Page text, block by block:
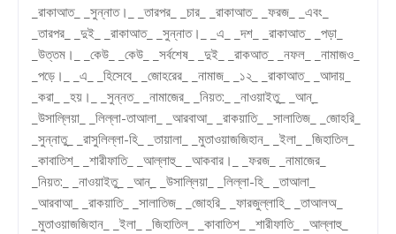
_রাকাআত_ _সুন্নাত।_ _তারপর_ _চার_ _রাকাআত_ _ফরজ_ _এবং_
_তারপর_ _দুই_ _রাকাআত_ _সুন্নাত।_ _এ_ _দশ_ _রাকাআত_ _পড়া_
_উত্তম।_ _কেউ_ _কেউ_ _সর্বশেষ_ _দুই_ _রাকআত_ _নফল_ _নামাজও_
_পড়ে।_ _এ_ _হিসেবে_ _জোহরের_ _নামাজ_ _১২_ _রাকাআত_ _আদায়_
_করা_ _হয়।_ _সুন্নত_ _নামাজের_ _নিয়ত:_ _নাওয়াইতু_ _আন্_
_উসাল্লিয়া_ _লিল্লা-তাআলা_ _আরবাআ_ _রাকয়াতি_ _সালাতিজ_ _জোহরি_
_সুন্নাতু_ _রাসুলিল্লা-হি_ _তায়ালা_ _মুতাওয়াজজিহান_ _ইলা_ _জিহাতিল_
_কাবাতিশ_ _শারীফাতি_ _আল্লাহু_ _আকবার।_ _ফরজ_ _নামাজের_
_নিয়ত:_ _নাওয়াইতু_ _আন্_ _উসাল্লিয়া_ _লিল্লা-হি_ _তাআলা_
_আরবাআ_ _রাকয়াতি_ _সালাতিজ_ _জোহরি_ _ফারজুল্লাহি_ _তাআলঅ_
_মুতাওয়াজজিহান_ _ইলা_ _জিহাতিল_ _কাবাতিশ_ _শারীফাতি_ _আল্লাহু_